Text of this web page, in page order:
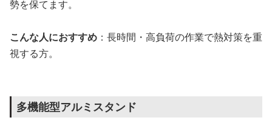
勢を保てます。
こんな人におすすめ ：長時間・高負荷の作業で熱対策を重
視する方。
多機能型アルミスタンド